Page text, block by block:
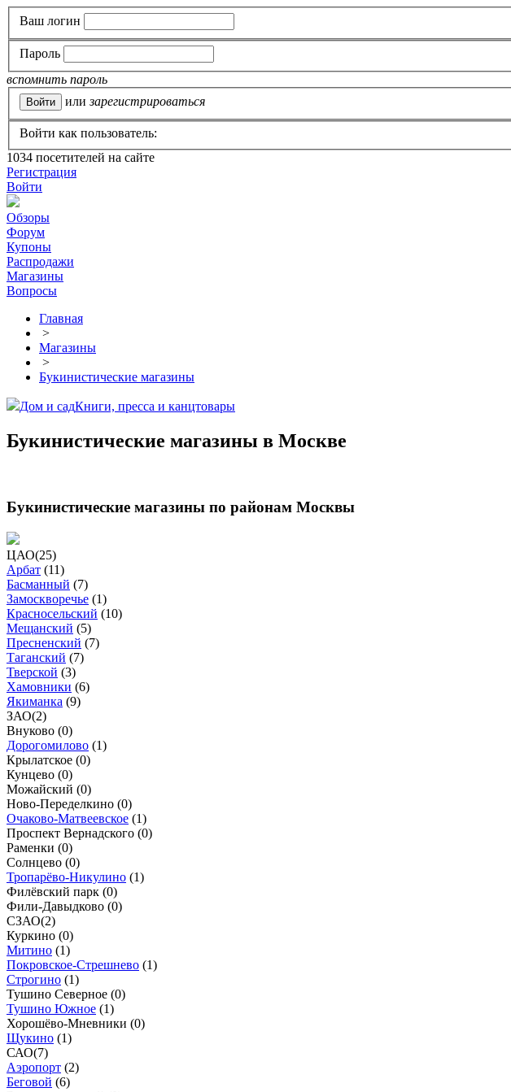
Ваш логин
Пароль
вспомнить пароль
или зарегистрироваться
Войти как пользователь:
1034 посетителей на сайте
Регистрация
Войти
Обзоры
Форум
Купоны
Распродажи
Магазины
Вопросы
Главная
>
Магазины
>
Букинистические магазины
Дом и садКниги, пресса и канцтовары
Букинистические магазины в Москве
Букинистические магазины по районам Москвы
ЦАО(25)
Арбат (11)
Басманный (7)
Замоскворечье (1)
Красносельский (10)
Мещанский (5)
Пресненский (7)
Таганский (7)
Тверской (3)
Хамовники (6)
Якиманка (9)
ЗАО(2)
Внуково (0)
Дорогомилово (1)
Крылатское (0)
Кунцево (0)
Можайский (0)
Ново-Переделкино (0)
Очаково-Матвеевское (1)
Проспект Вернадского (0)
Раменки (0)
Солнцево (0)
Тропарёво-Никулино (1)
Филёвский парк (0)
Фили-Давыдково (0)
СЗАО(2)
Куркино (0)
Митино (1)
Покровское-Стрешнево (1)
Строгино (1)
Тушино Северное (0)
Тушино Южное (1)
Хорошёво-Мневники (0)
Щукино (1)
САО(7)
Аэропорт (2)
Беговой (6)